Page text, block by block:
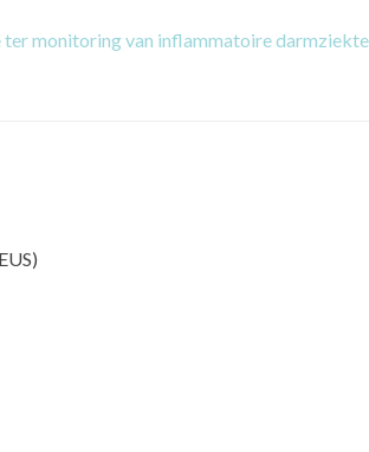
monitoring van inflammatoire darmziekte